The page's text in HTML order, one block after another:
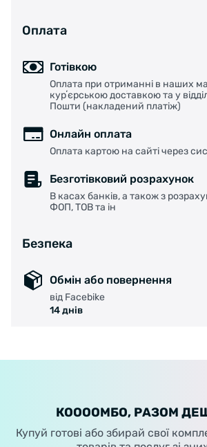
Оплата
Готівкою
Оплата при отриманні в наших
курʼєрською доставкою та у
Пошти (накладений платіж)
Онлайн оплата
Оплата картою на сайті через
Безготівковий розрахунок
В касах банків, а також з
ФОП, ТОВ та ін
Безпека
Обмін або повернення
від Facebike
14 днів
КООООМБО, РАЗОМ
Купуй готові або збирай свої